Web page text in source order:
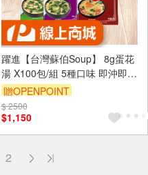
躍進【台灣蘇伯Soup】 8g蛋花
湯 X100包/組 5種口味 即沖即飲
湯包 常温
贈OPENPOINT
$ 2500
$1,150
2